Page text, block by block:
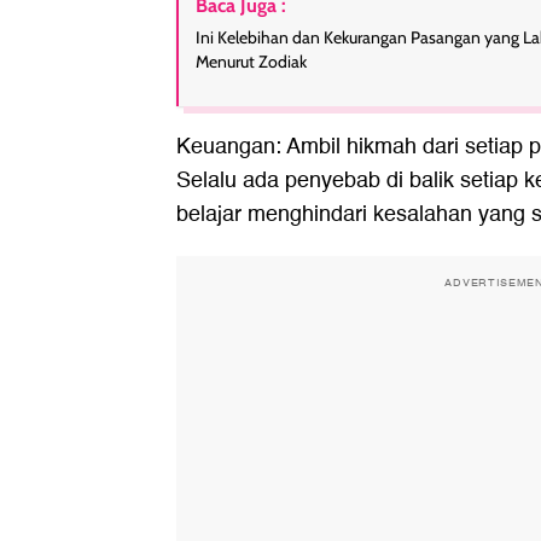
Baca Juga :
Ini Kelebihan dan Kekurangan Pasangan yang
Menurut Zodiak
Keuangan: Ambil hikmah dari setiap
Selalu ada penyebab di balik setiap
belajar menghindari kesalahan yang